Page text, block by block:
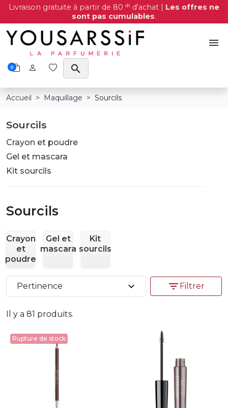
Livraison gratuite à partir de 80 dt d'achat | Les offres ne
sont pas cumulables.
menu
0 search
Accueil Maquillage Sourcils
Sourcils
Crayon et poudre
Gel et mascara
Kit sourcils
Sourcils
Crayon
et
poudre
Gel et
mascara
Kit
sourcils
Il y a 81 produits.
Pertinence expand_more filter_list Filtrer
Rupture de stock